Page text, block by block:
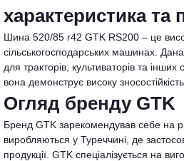
характеристика та
Шина 520/85 r42 GTK RS200 – це
сільськогосподарських машинах.
для тракторів, культиваторів та
вона демонструє високу
Огляд бренду GTK
Бренд GTK зарекомендував себе на
виробляються у Туреччині, де
продукції. GTK спеціалізується на